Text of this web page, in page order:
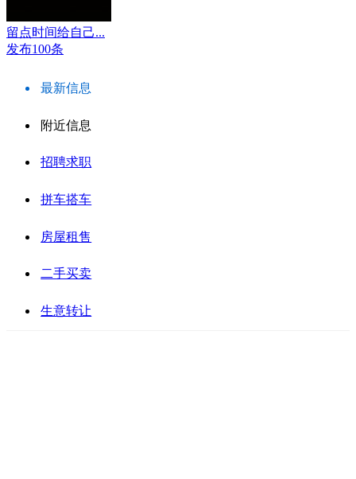
留点时间给自己...
发布100条
最新信息
附近信息
招聘求职
拼车搭车
房屋租售
二手买卖
生意转让